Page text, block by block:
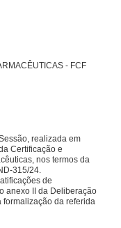
- FCF
realizada em
Certificação e
nos termos da
315/24.
de
anexo II da Deliberação
formalização da referida